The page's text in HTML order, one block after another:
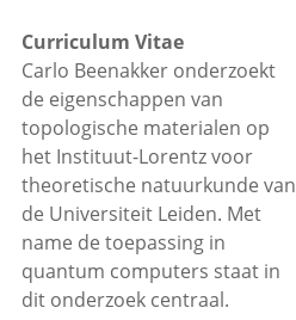
Curriculum Vitae
Carlo Beenakker onderzoekt
de eigenschappen van
topologische materialen op
het Instituut-Lorentz voor
theoretische natuurkunde van
de Universiteit Leiden. Met
name de toepassing in
quantum computers staat in
dit onderzoek centraal.